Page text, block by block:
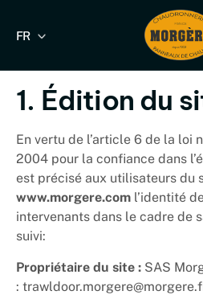
FR
EN
1. Édition du
En vertu de l’article 6 de la loi
2004 pour la confiance dans
est précisé aux utilisateurs du
www.morgere.com l’identité
intervenants dans le cadre de
suivi:
Propriétaire du site : SAS
: